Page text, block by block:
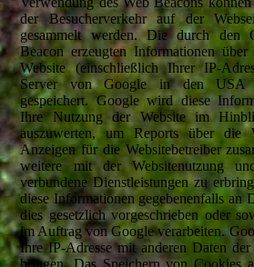
der Besucherverkehr auf der
gesammelt werden. Die durch den
Beacon erzeugten Informationen
Website (einschließlich Ihrer IP-
Server von Google in den USA
gespeichert. Google wird diese
Ihre Nutzung der Website im
auszuwerten, um Reports über die
Anzeigen für die Websitebetreiber
weitere mit der Websitenutzung
verbundene Dienstleistungen zu
diese Informationen gegebenenfalls an
dies gesetzlich vorgeschrieben oder
im Auftrag von Google verarbeiten.
Ihre IP-Adresse mit anderen Daten